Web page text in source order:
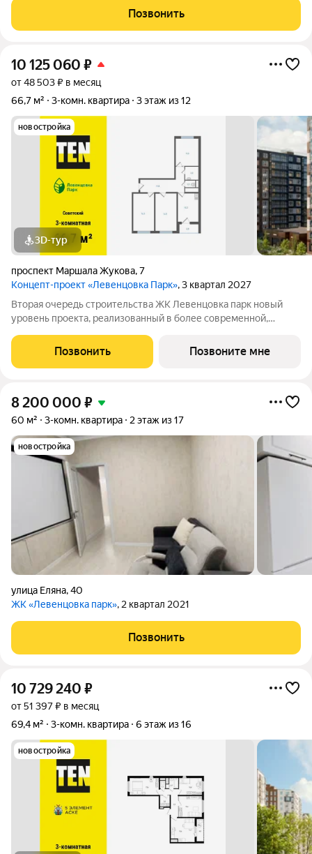
года постройки, квартира не угловая. При отделке
использованы дорогие материалы: паркетная
Позвонить
10 125 060 ₽
от 48 503 ₽ в месяц
66,7 м²
3-комн. квартира 3 этаж из 12
новостройка
3D-тур
проспект Маршала Жукова,7
Концепт-проект «Левенцовка Парк», 3 квартал 2027
Вторая очередь строительства ЖК Левенцовка парк новый
уровень проекта, реализованный в более современной,
жителях комплекса. Мы полностью изменили подход к
организации пространства для
Позвонить Позвоните мне
8 200 000 ₽
60 м² 3-комн. квартира 2 этаж из 17
новостройка
улица Еляна,40
ЖК «Левенцовка парк», 2 квартал 2021
Позвонить
10 729 240 ₽
от 51 397 ₽ в месяц
69,4 м²
3-комн. квартира 6 этаж из 16
новостройка